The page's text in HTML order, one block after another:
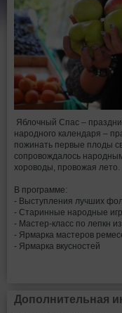
Яблочный Спас –
народного календаря –
пожинать первые плоды
сопровождалось
хороводы, провожая лето.
В программе:
- Выступления лучших
- Старинные народные
- Мастер-класс по лепкн
- Ярмарка мастеров
- Ярмарка вкусностей
Дополнительная